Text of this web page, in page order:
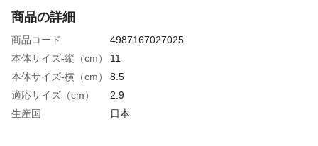
商品の詳細
商品コード
4987167027025
本体サイズ-縦（cm）
11
本体サイズ-横（cm）
8.5
適応サイズ（cm）
2.9
生産国
日本